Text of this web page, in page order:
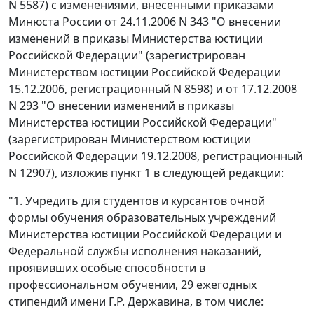
N 5587) с изменениями, внесенными приказами
Минюста России от 24.11.2006 N 343 "О внесении
изменений в приказы Министерства юстиции
Российской Федерации" (зарегистрирован
Министерством юстиции Российской Федерации
15.12.2006, регистрационный N 8598) и от 17.12.2008
N 293 "О внесении изменений в приказы
Министерства юстиции Российской Федерации"
(зарегистрирован Министерством юстиции
Российской Федерации 19.12.2008, регистрационный
N 12907), изложив пункт 1 в следующей редакции:
"1. Учредить для студентов и курсантов очной
формы обучения образовательных учреждений
Министерства юстиции Российской Федерации и
Федеральной службы исполнения наказаний,
проявивших особые способности в
профессиональном обучении, 29 ежегодных
стипендий имени Г.Р. Державина, в том числе: